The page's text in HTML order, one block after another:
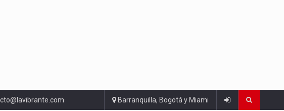
Barranquilla, Bogotá y Miami